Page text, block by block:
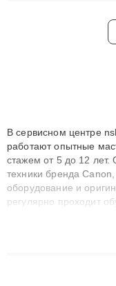
В сервисном центре
работают опытные
стажем от 5 до 12 лет.
техники бренда
оборудование и
регулярно проходит
технику с